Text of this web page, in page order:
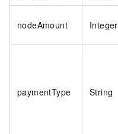
nodeAmount Integer
paymentType String